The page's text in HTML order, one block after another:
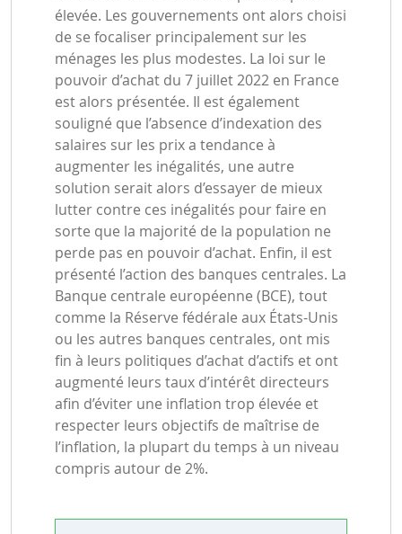
élevée. Les gouvernements ont alors choisi
de se focaliser principalement sur les
ménages les plus modestes. La loi sur le
pouvoir d’achat du 7 juillet 2022 en France
est alors présentée. Il est également
souligné que l’absence d’indexation des
salaires sur les prix a tendance à
augmenter les inégalités, une autre
solution serait alors d’essayer de mieux
lutter contre ces inégalités pour faire en
sorte que la majorité de la population ne
perde pas en pouvoir d’achat. Enfin, il est
présenté l’action des banques centrales. La
Banque centrale européenne (BCE), tout
comme la Réserve fédérale aux États-Unis
ou les autres banques centrales, ont mis
fin à leurs politiques d’achat d’actifs et ont
augmenté leurs taux d’intérêt directeurs
afin d’éviter une inflation trop élevée et
respecter leurs objectifs de maîtrise de
l’inflation, la plupart du temps à un niveau
compris autour de 2%.